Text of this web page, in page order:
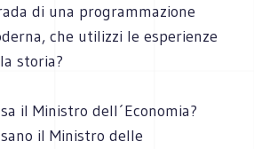
di una programmazione
che utilizzi le esperienze
storia?
il Ministro dell´Economia?
il Ministro delle